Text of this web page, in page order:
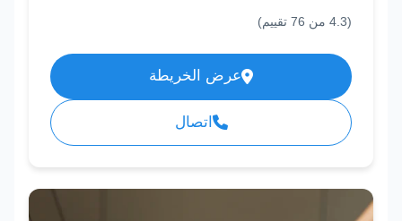
(
4.3 من 76 تقييم)
عرض الخريطة
اتصال